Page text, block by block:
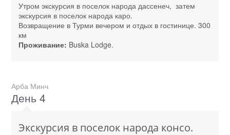
Утром экскурсия в поселок народа дассенеч, затем
экскурсия в поселок народа каро.
Возвращение в Турми вечером и отдых в гостинице. 300
км
Проживание: Buska Lodge.
Арба Минч
День 4
Экскурсия в поселок народа консо.